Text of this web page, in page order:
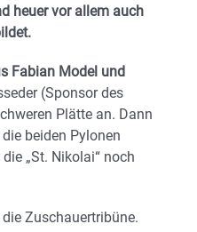
heuer vor allem auch
Fabian Model und
(Sponsor des
Plätte an. Dann
beiden Pylonen
„St. Nikolai“ noch
Zuschauertribüne.